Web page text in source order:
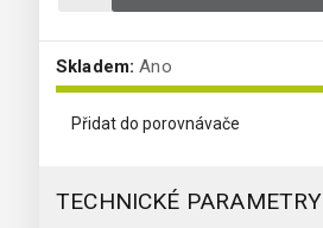
Skladem: Ano
Přidat do porovnávače
TECHNICKÉ PARAMETRY